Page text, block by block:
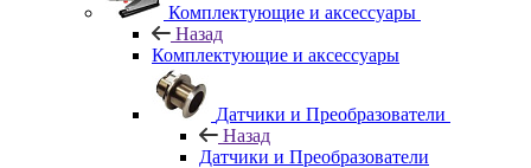
Комплектующие и аксессуары
Назад
Комплектующие и аксессуары
Датчики и Преобразователи
Назад
Датчики и Преобразователи